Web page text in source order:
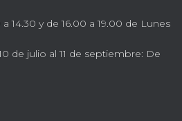
14.30 y de 16.00 a 19.00 de Lunes
de julio al 11 de septiembre: De